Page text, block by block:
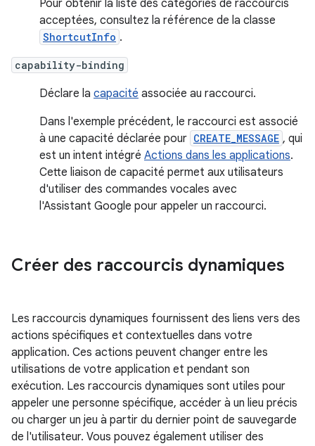
Pour obtenir la liste des catégories de raccourcis
acceptées, consultez la référence de la classe
ShortcutInfo .
capability-binding
Déclare la capacité associée au raccourci.
Dans l'exemple précédent, le raccourci est associé
à une capacité déclarée pour CREATE_MESSAGE , qui
est un intent intégré Actions dans les applications.
Cette liaison de capacité permet aux utilisateurs
d'utiliser des commandes vocales avec
l'Assistant Google pour appeler un raccourci.
Créer des raccourcis dynamiques
Les raccourcis dynamiques fournissent des liens vers des
actions spécifiques et contextuelles dans votre
application. Ces actions peuvent changer entre les
utilisations de votre application et pendant son
exécution. Les raccourcis dynamiques sont utiles pour
appeler une personne spécifique, accéder à un lieu précis
ou charger un jeu à partir du dernier point de sauvegarde
de l'utilisateur. Vous pouvez également utiliser des